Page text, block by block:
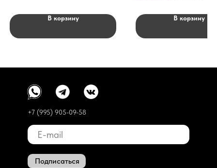
В корзину В корзину
Подписаться
+7 (995) 905-09-58